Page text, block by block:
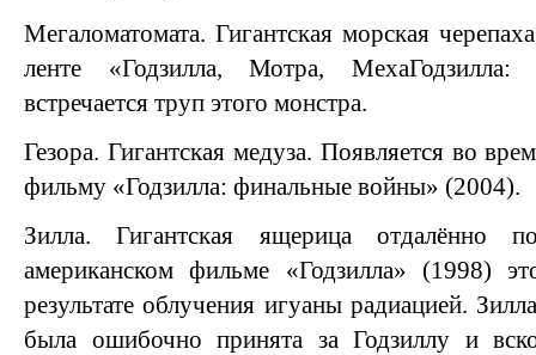
Мегаломатомата. Гигантская морская
ленте «Годзилла, Мотра,
встречается труп этого монстра.
Гезора. Гигантская медуза. Появляется во
фильму «Годзилла: финальные войны» (2004).
Зилла. Гигантская ящерица отдалённо
американском фильме «Годзилла» (1998)
результате облучения игуаны радиацией.
была ошибочно принята за Годзиллу и